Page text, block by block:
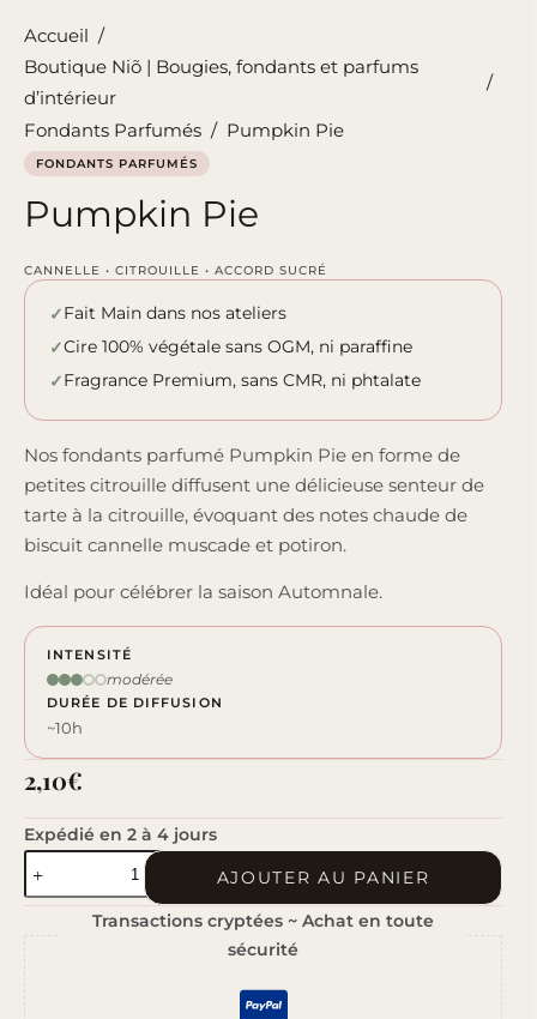
Accueil /
Boutique Niõ | Bougies, fondants et parfums
d’intérieur
/
Fondants Parfumés / Pumpkin Pie
FONDANTS PARFUMÉS
Pumpkin Pie
CANNELLE • CITROUILLE • ACCORD SUCRÉ
Fait Main dans nos ateliers
Cire 100% végétale sans OGM, ni paraffine
Fragrance Premium, sans CMR, ni phtalate
Nos fondants parfumé Pumpkin Pie en forme de
petites citrouille diffusent une délicieuse senteur de
tarte à la citrouille, évoquant des notes chaude de
biscuit cannelle muscade et potiron.
Idéal pour célébrer la saison Automnale.
INTENSITÉ
modérée
DURÉE DE DIFFUSION
~10h
2,10€
Expédié en 2 à 4 jours
de
Pumpkin
Pie
AJOUTER AU PANIER
Transactions cryptées ~ Achat en toute
sécurité